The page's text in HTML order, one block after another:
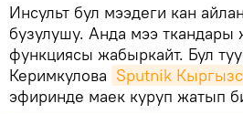
Инсульт бул мээдеги кан
бузулушу. Анда мээ ткандары
функциясы жабыркайт. Бул
Керимкулова Sputnik
эфиринде маек куруп жатып